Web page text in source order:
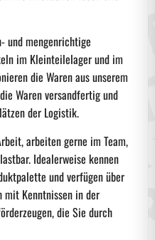
und mengenrichtige
im Kleinteilelager und im
die Waren aus unserem
Waren versandfertig und
der Logistik.
arbeiten gerne im Team,
Idealerweise kennen
und verfügen über
mit Kenntnissen in der
die Sie durch